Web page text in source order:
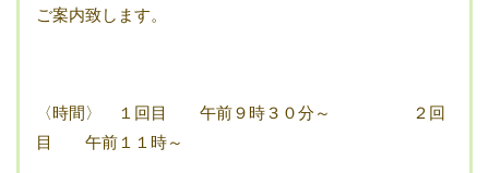
ご案内致します。
〈時間〉 １回目 午前９時３０分～ ２回
目 午前１１時～